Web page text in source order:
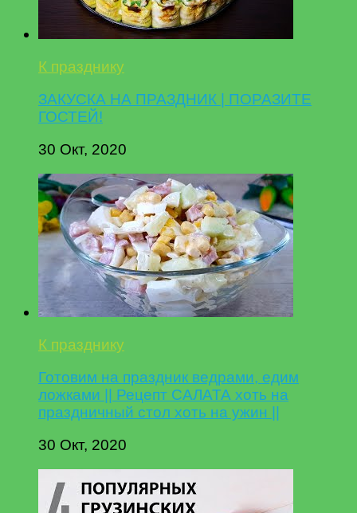
К празднику
ЗАКУСКА НА ПРАЗДНИК | ПОРАЗИТЕ
ГОСТЕЙ!
30 Окт, 2020
К празднику
Готовим на праздник ведрами, едим
ложками || Рецепт САЛАТА хоть на
праздничный стол хоть на ужин ||
30 Окт, 2020